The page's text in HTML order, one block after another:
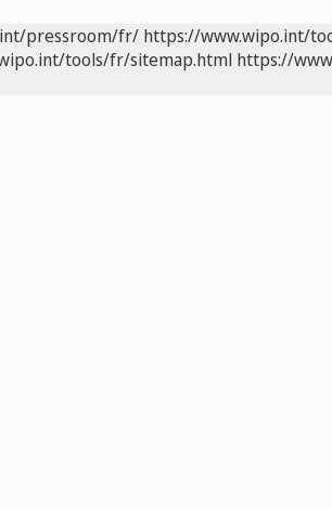
pressroom/fr/ https://www.wipo.int/
tools/fr/sitemap.html https://